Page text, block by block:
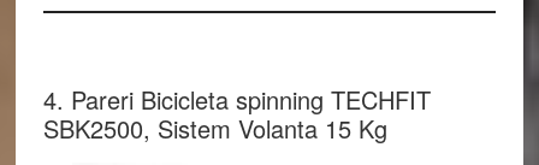
4. Pareri Bicicleta spinning TECHFIT
SBK2500, Sistem Volanta 15 Kg